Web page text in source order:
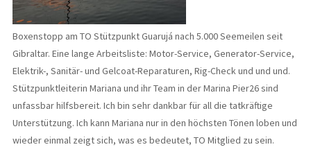
Boxenstopp am TO Stützpunkt Guarujá nach 5.000 Seemeilen seit
Gibraltar. Eine lange Arbeitsliste: Motor-Service, Generator-Service,
Elektrik-, Sanitär- und Gelcoat-Reparaturen, Rig-Check und und und.
Stützpunktleiterin Mariana und ihr Team in der Marina Pier26 sind
unfassbar hilfsbereit. Ich bin sehr dankbar für all die tatkräftige
Unterstützung. Ich kann Mariana nur in den höchsten Tönen loben und
wieder einmal zeigt sich, was es bedeutet, TO Mitglied zu sein.